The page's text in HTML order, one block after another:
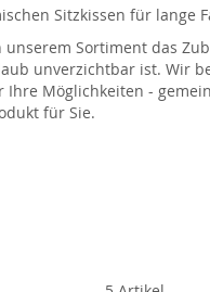
Sitzkissen für lange
unserem Sortiment das
unverzichtbar ist. Wir
Ihre Möglichkeiten -
für Sie.